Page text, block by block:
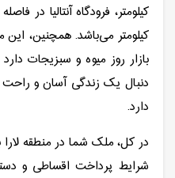
کیلومتر می‌باشد. همچنین،
بازار روز میوه و سبزیجات
دنبال یک زندگی آسان و راحت
دارد.
در کل، ملک شما در منطقه
شرایط پرداخت اقساطی و